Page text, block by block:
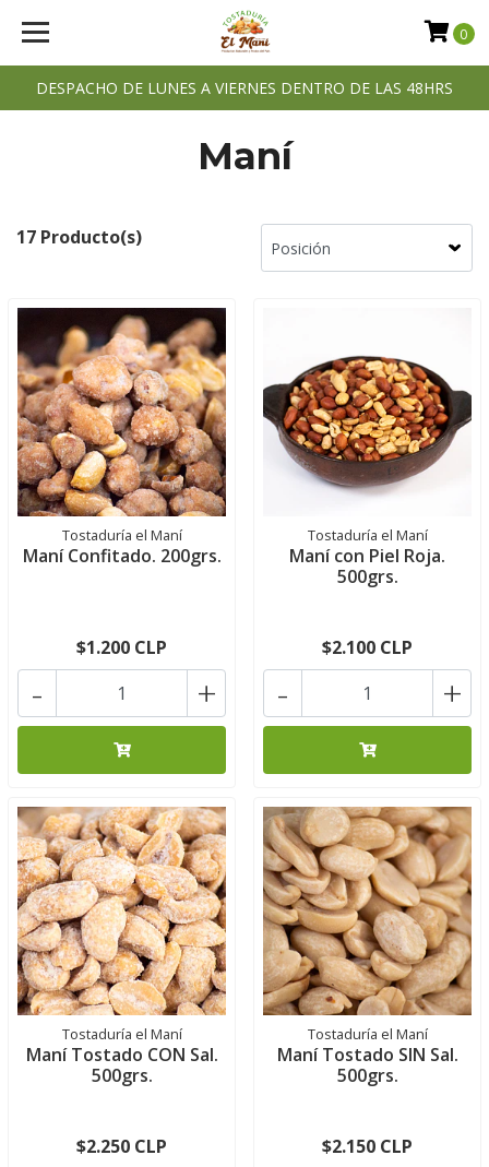
DESPACHO DE LUNES A VIERNES DENTRO DE LAS 48HRS
0
Maní
17 Producto(s)
Tostaduría el Maní
Maní Confitado. 200grs.
$1.200 CLP
+
-
Tostaduría el Maní
Maní con Piel Roja.
500grs.
$2.100 CLP
+
-
Tostaduría el Maní
Maní Tostado CON Sal.
500grs.
$2.250 CLP
Tostaduría el Maní
Maní Tostado SIN Sal.
500grs.
$2.150 CLP